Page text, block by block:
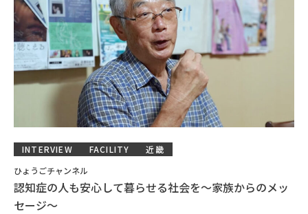
INTERVIEW FACILITY
近畿
ひょうごチャンネル
認知症の人も安心して暮らせる社会を～家族からのメッ
セージ～